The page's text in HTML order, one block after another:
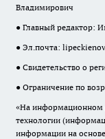
Владимирович
● Главный редактор:
● Эл.почта:
● Свидетельство о
● Ограничение по
«На информационном
технологии
информации на